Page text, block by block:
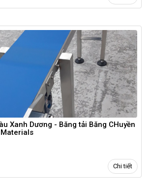
Xanh Dương - Băng tải Băng CHuyền
Chi tiết